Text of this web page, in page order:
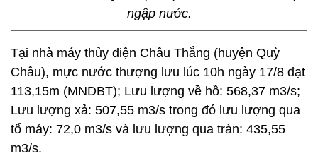
ngập nước.
Tại nhà máy thủy điện Châu Thắng (huyện Quỳ
Châu), mực nước thượng lưu lúc 10h ngày 17/8 đạt
113,15m (MNDBT); Lưu lượng về hồ: 568,37 m3/s;
Lưu lượng xả: 507,55 m3/s trong đó lưu lượng qua
tổ máy: 72,0 m3/s và lưu lượng qua tràn: 435,55
m3/s.